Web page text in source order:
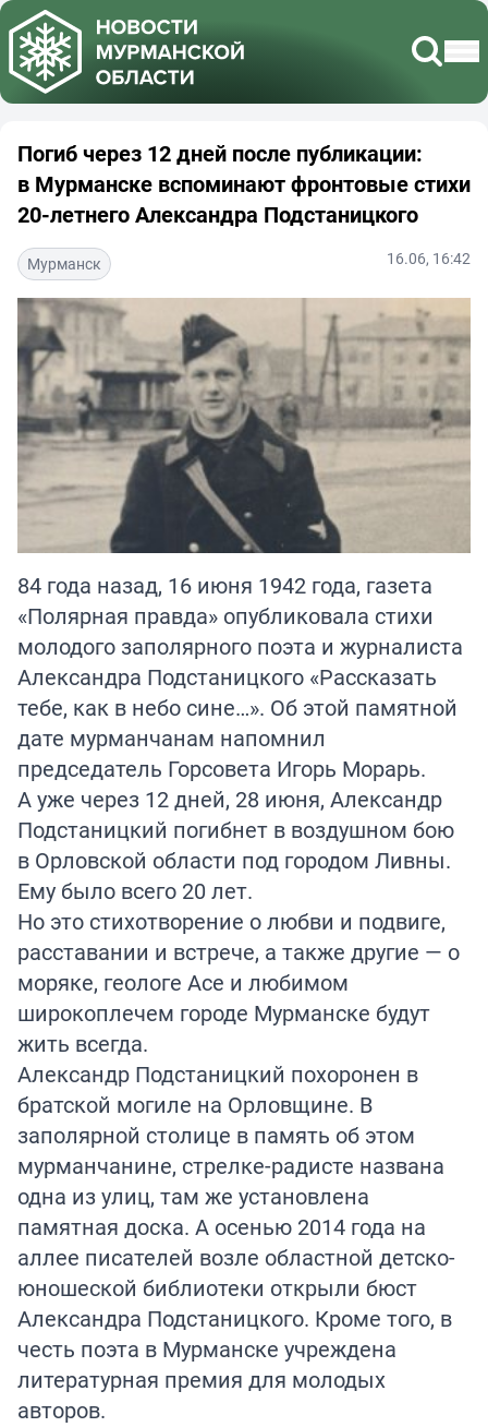
Погиб через 12 дней после публикации:
в Мурманске вспоминают фронтовые стихи
20-летнего Александра Подстаницкого
Мурманск 16.06, 16:42
84 года назад, 16 июня 1942 года, газета
«Полярная правда» опубликовала стихи
молодого заполярного поэта и журналиста
Александра Подстаницкого «Рассказать
тебе, как в небо сине…». Об этой памятной
дате мурманчанам напомнил
председатель Горсовета Игорь Морарь.
А уже через 12 дней, 28 июня, Александр
Подстаницкий погибнет в воздушном бою
в Орловской области под городом Ливны.
Ему было всего 20 лет.
Но это стихотворение о любви и подвиге,
расставании и встрече, а также другие — о
моряке, геологе Асе и любимом
широкоплечем городе Мурманске будут
жить всегда.
Александр Подстаницкий похоронен в
братской могиле на Орловщине. В
заполярной столице в память об этом
мурманчанине, стрелке-радисте названа
одна из улиц, там же установлена
памятная доска. А осенью 2014 года на
аллее писателей возле областной детско-
юношеской библиотеки открыли бюст
Александра Подстаницкого. Кроме того, в
честь поэта в Мурманске учреждена
литературная премия для молодых
авторов.